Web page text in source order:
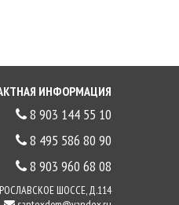
ИНФОРМАЦИЯ
8 903 144 55 10
8 495 586 80 90
8 903 960 68 08
ШОССЕ, Д.114